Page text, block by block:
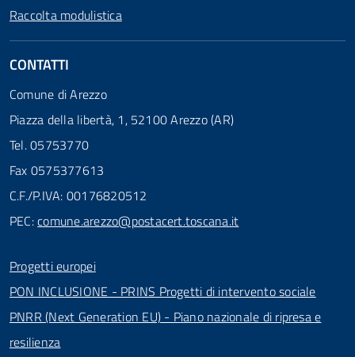
Raccolta modulistica
CONTATTI
Comune di Arezzo
Piazza della libertà, 1, 52100 Arezzo (AR)
Tel. 05753770
Fax 0575377613
C.F./P.IVA: 00176820512
PEC:comune.arezzo@postacert.toscana.it
Progetti europei
PON INCLUSIONE - PRINS Progetti di intervento sociale
PNRR (Next Generation EU) - Piano nazionale di ripresa e
resilienza